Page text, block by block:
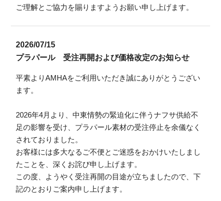
ご理解とご協力を賜りますようお願い申し上げます。
2026/07/15
プラパール 受注再開および価格改定のお知らせ
平素よりAMHAをご利用いただき誠にありがとうござい
ます。
2026年4月より、中東情勢の緊迫化に伴うナフサ供給不
足の影響を受け、プラパール素材の受注停止を余儀なく
されておりました。
お客様には多大なるご不便とご迷惑をおかけいたしまし
たことを、深くお詫び申し上げます。
この度、ようやく受注再開の目途が立ちましたので、下
記のとおりご案内申し上げます。